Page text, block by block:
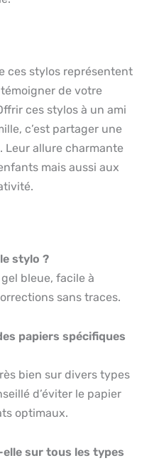
ces stylos représentent
de votre
ces stylos à un ami
c’est partager une
Leur allure charmante
mais aussi aux
stylo ?
bleue, facile à
sans traces.
papiers spécifiques
bien sur divers types
d’éviter le papier
optimaux.
sur tous les types